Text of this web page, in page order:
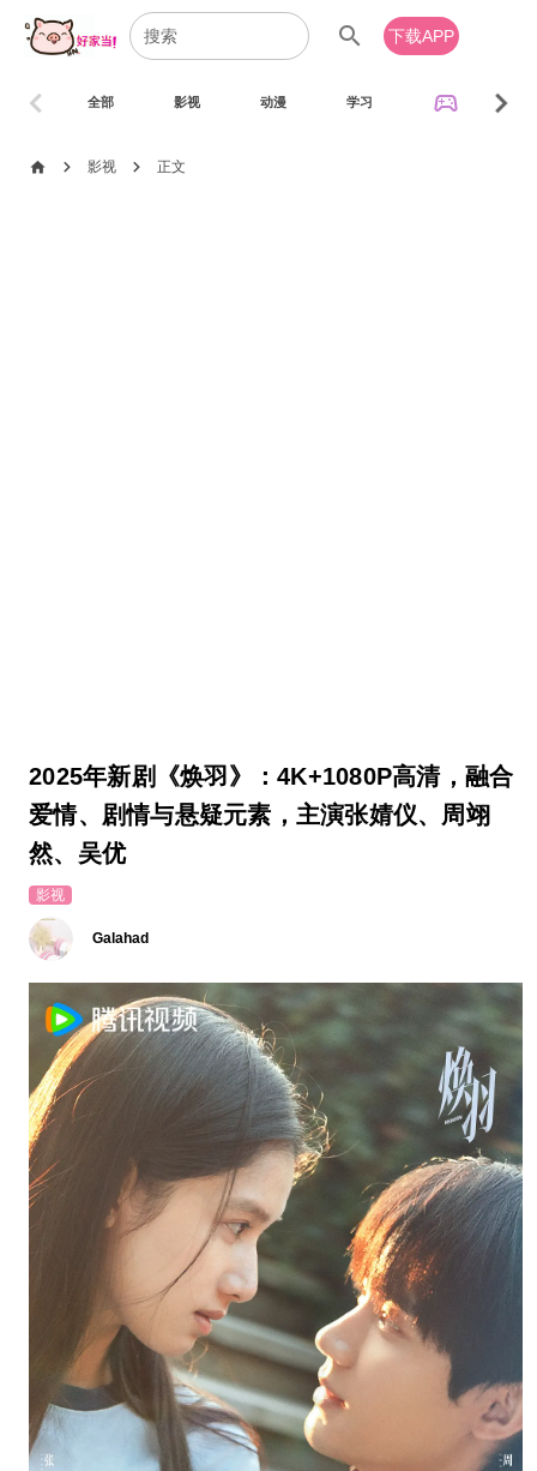
search 下载APP
全部 影视 动漫 学习 sports_esports
chevron_left chevron_right
home chevron_right 影视 chevron_right 正文
2025年新剧《焕羽》：4K+1080P高清，融合
爱情、剧情与悬疑元素，主演张婧仪、周翊
然、吴优
影视
Galahad